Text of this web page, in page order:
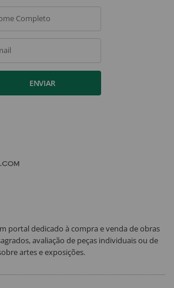
Completo
ENVIAR
portal dedicado à compra e venda de obras
avaliação de peças individuais ou de
artes e exposições.